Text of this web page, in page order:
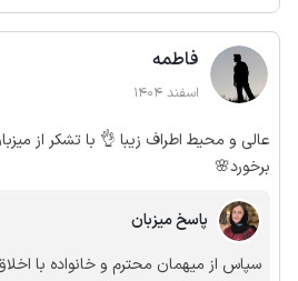
فاطمه
اسفند 1404
عالی و محیط اطراف زیبا 👌 با تشکر از
برخورد🌸
پاسخ میزبان
سپاس از میهمان محترم و خانواده با